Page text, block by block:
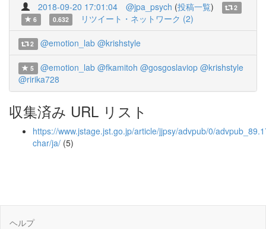
2018-09-20 17:01:04 @jpa_psych (投稿一覧)
2
6
0.632 リツイート・ネットワーク (2)
2 @emotion_lab @krishstyle
5 @emotion_lab @fkamitoh @gosgoslaviop @krishstyle
@ririka728
収集済み URL リスト
https://www.jstage.jst.go.jp/article/jjpsy/advpub/0/
char/ja/ (5)
ヘルプ